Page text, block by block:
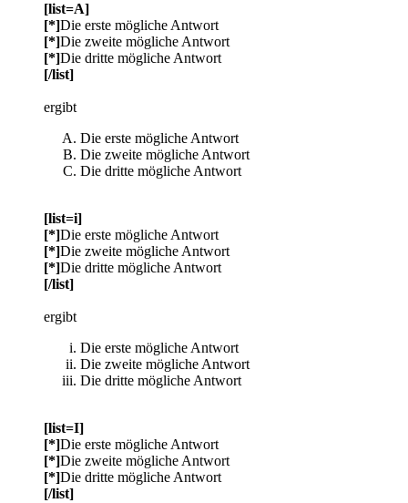
[list=A]
[*]Die erste mögliche Antwort
[*]Die zweite mögliche Antwort
[*]Die dritte mögliche Antwort
[/list]
ergibt
Die erste mögliche Antwort
Die zweite mögliche Antwort
Die dritte mögliche Antwort
[list=i]
[*]Die erste mögliche Antwort
[*]Die zweite mögliche Antwort
[*]Die dritte mögliche Antwort
[/list]
ergibt
Die erste mögliche Antwort
Die zweite mögliche Antwort
Die dritte mögliche Antwort
[list=I]
[*]Die erste mögliche Antwort
[*]Die zweite mögliche Antwort
[*]Die dritte mögliche Antwort
[/list]